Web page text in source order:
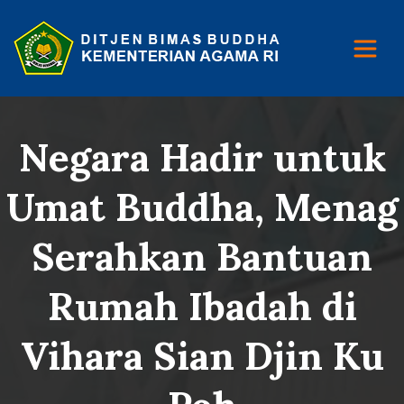
Negara Hadir untuk
Umat Buddha, Menag
Serahkan Bantuan
Rumah Ibadah di
Vihara Sian Djin Ku